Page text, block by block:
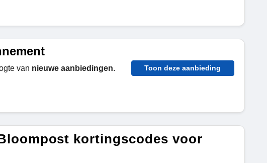
van nieuwe aanbiedingen. Toon deze aanbieding
kortingscodes voor